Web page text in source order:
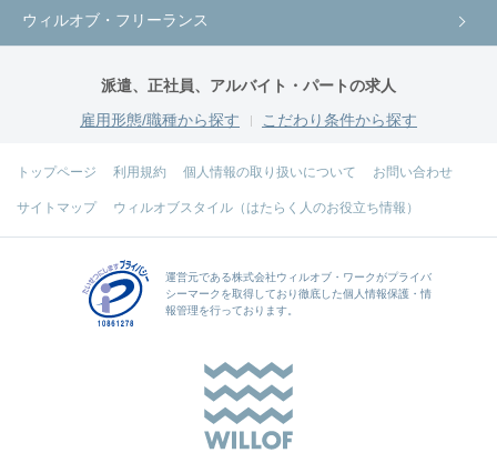
ウィルオブ・フリーランス
派遣、正社員、アルバイト・パートの求人
雇用形態/職種から探す
こだわり条件から探す
トップページ 利用規約 個人情報の取り扱いについて お問い合わせ
サイトマップ ウィルオブスタイル（はたらく人のお役立ち情報）
運営元である株式会社ウィルオブ・ワークがプライバ
シーマークを取得しており徹底した個人情報保護・情
報管理を行っております。